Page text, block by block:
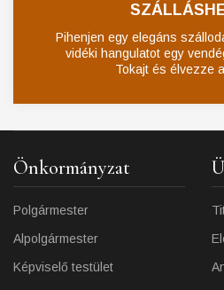
Pihenjen egy elegáns
vidéki hangulatot egy
Tokajt és élvezze
Önkormányzat
Polgármester
Alpolgármester
Képviselő testület